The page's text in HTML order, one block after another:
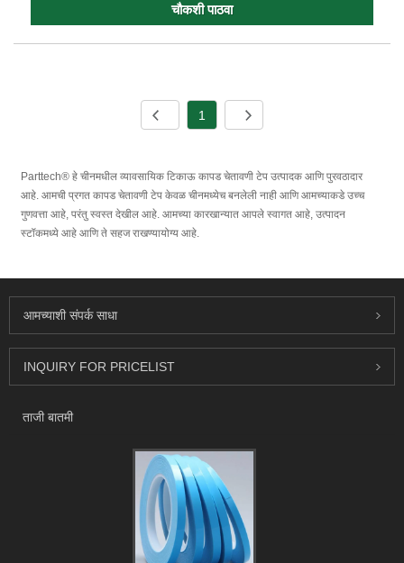
चौकशी पाठवा
1
Parttech® हे चीनमधील व्यावसायिक टिकाऊ कापड चेतावणी टेप उत्पादक आणि पुरवठादार
आहे. आमची प्रगत कापड चेतावणी टेप केवळ चीनमध्येच बनलेली नाही आणि आमच्याकडे उच्च
गुणवत्ता आहे, परंतु स्वस्त देखील आहे. आमच्या कारखान्यात आपले स्वागत आहे, उत्पादन
स्टॉकमध्ये आहे आणि ते सहज राखण्यायोग्य आहे.
आमच्याशी संपर्क साधा
INQUIRY FOR PRICELIST
ताजी बातमी